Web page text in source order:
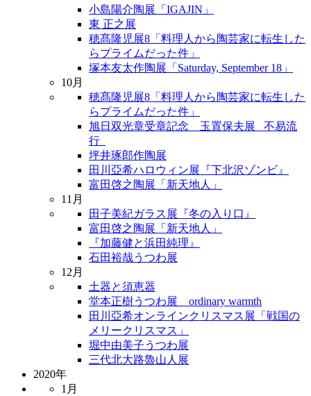
小島陽介陶展「IGAJIN」
東 正之展
穂髙隆児展8「料理人から陶芸家に転生した
らプライムだった件」
塚本友太作陶展「Saturday, September 18」
10月
穂髙隆児展8「料理人から陶芸家に転生した
らプライムだった件」
旭日双光章受章記念 玉置保夫展 _不易流
行_
坪井琢郎作陶展
田川亞希ハロウィン展『下北沢ゾンビ』
富田啓之陶展「新天地人」
11月
田子美紀ガラス展『冬の入り口』
富田啓之陶展「新天地人」
『加藤健と浜田純理』
石田裕哉うつわ展
12月
土器と須恵器
堂本正樹うつわ展 ordinary warmth
田川亞希オンラインクリスマス展「戦国の
メリークリスマス」
堀中由美子うつわ展
三代北大路魯山人展
2020年
1月